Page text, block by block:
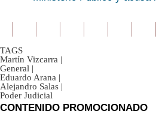
TAGS
Martín Vizcarra |
General |
Eduardo Arana |
Alejandro Salas |
Poder Judicial